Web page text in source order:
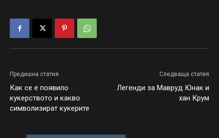
Предишна статия
Как се е появило
кукерството и какво
символизират кукерите
Следваща статия
Легенди за Мавруд Юнак и
хан Крум